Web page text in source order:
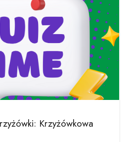
Krzyżówkowa